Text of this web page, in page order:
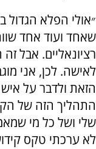
״אולי הפלא הגדול
שאחד ועוד אחד
רציונאליים. אבל
לאישה. לכן, אני
הזאת ולדבר על
התהליך הזה של
שלי ושל כל מי
לא ערכתי טקס